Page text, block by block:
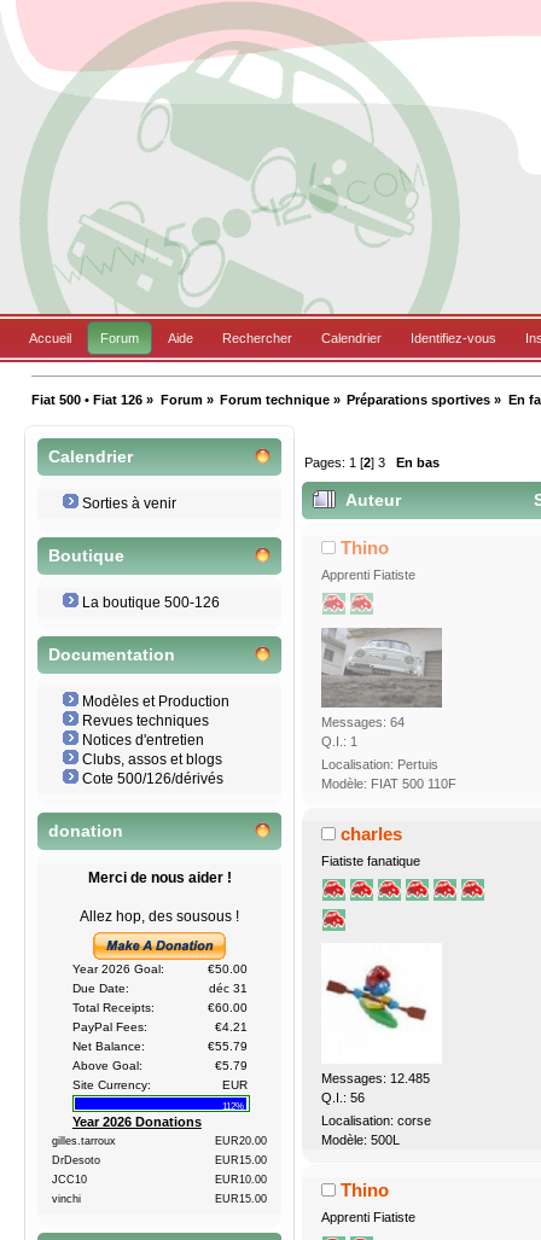
Accueil Forum Aide Rechercher Calendrier Identifiez-vous
Fiat 500 • Fiat 126 » Forum» Forum technique» Préparations sportives » En
Calendrier
Sorties à venir
Boutique
La boutique 500-126
Documentation
Modèles et Production
Revues techniques
Notices d'entretien
Clubs, assos et blogs
Cote 500/126/dérivés
donation
Merci de nous aider !
Allez hop, des sousous !
Year 2026 Goal:
€50.00
Due Date:
déc 31
Total Receipts:
€60.00
PayPal Fees:
€4.21
Net Balance:
€55.79
Above Goal:
€5.79
Site Currency:
EUR
112%
Year 2026 Donations
gilles.tarroux
EUR20.00
DrDesoto
EUR15.00
JCC10
EUR10.00
vinchi
EUR15.00
Pages: 1 [2]3 En bas
Auteur
Thino
Apprenti Fiatiste
Messages: 64
Q.I.: 1
Localisation: Pertuis
Modèle: FIAT 500 110F
charles
Fiatiste fanatique
Messages: 12.485
Q.I.: 56
Localisation: corse
Modèle: 500L
Thino
Apprenti Fiatiste